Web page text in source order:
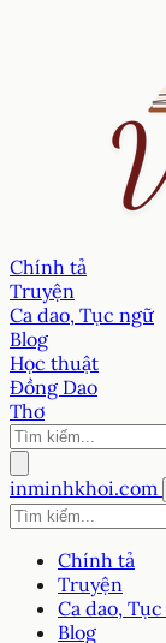
Chính tả
Truyện
Ca dao, Tục ngữ
Blog
Học thuật
Đồng Dao
Thơ
inminhkhoi.com
Chính tả
Truyện
Ca dao,
Blog